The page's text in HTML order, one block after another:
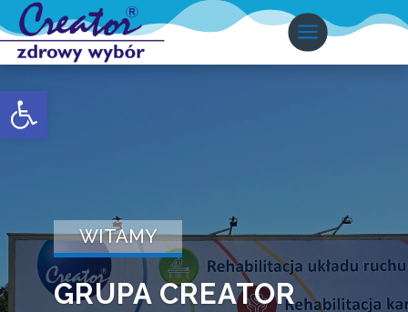
Otwórz pasek narzędzi
WITAMY
GRUPA CREATOR